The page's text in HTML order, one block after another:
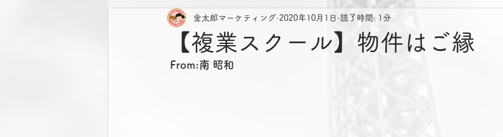
【複業スクール】物件はご縁
金太郎マーケティング 2020年10月1日 読了時間: 1分
From:南 昭和